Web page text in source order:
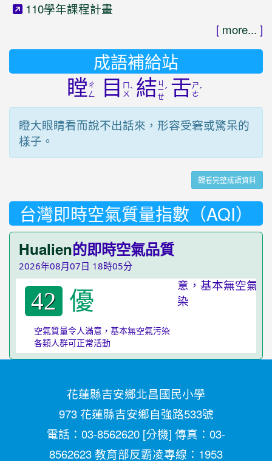
110學年課程計畫
[ more... ]
成語補給站
瞠 ㄔ
ㄥ
目
ㄨˋ 結 ㄐ
ㄧ
ㄝ
ˊ 舌ㄕ
ㄜˊ
瞪大眼睛看而說不出話來，形容受窘或驚呆的
樣子。
觀看完整成語資料
台灣即時空氣質量指數（AQI）
Hualien的即時空氣品質
2026年08月07日 18時05分
42 優
空氣質量令人滿意，基本無空氣污染
各類人群可正常活動
花蓮縣吉安鄉北昌國民小學
973 花蓮縣吉安鄉自強路533號
電話：03-8562620 [分機] 傳真：03-
8562623 教育部反霸凌專線：1953